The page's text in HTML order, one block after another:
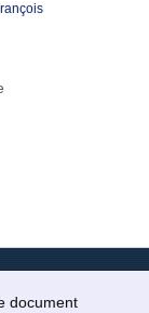
document